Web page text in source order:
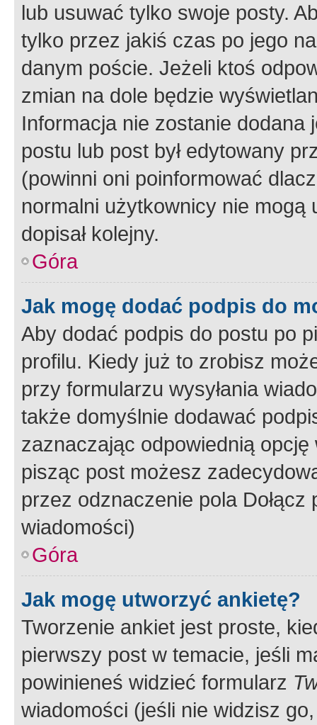
lub usuwać tylko swoje posty.
tylko przez jakiś czas po jego
danym poście. Jeżeli ktoś
zmian na dole będzie
Informacja nie zostanie dodana
postu lub post był edytowany
(powinni oni poinformować
normalni użytkownicy nie
dopisał kolejny.
Góra
Jak mogę dodać podpis do
Aby dodać podpis do postu po
profilu. Kiedy już to zrobisz
przy formularzu wysyłania
także domyślnie dodawać
zaznaczając odpowiednią
pisząc post możesz
przez odznaczenie pola
wiadomości)
Góra
Jak mogę utworzyć ankietę?
Tworzenie ankiet jest proste,
pierwszy post w temacie, jeśli
powinieneś widzieć formularz
wiadomości (jeśli nie widzisz